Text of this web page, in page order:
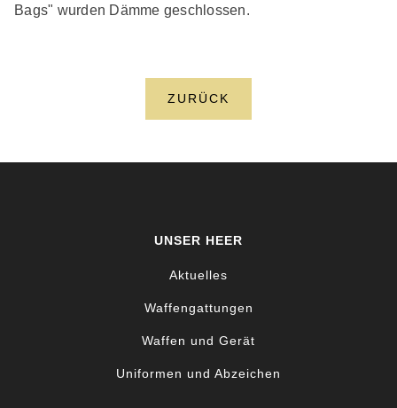
Bags" wurden Dämme geschlossen.
ZURÜCK
UNSER HEER
Aktuelles
Waffengattungen
Waffen und Gerät
Uniformen und Abzeichen